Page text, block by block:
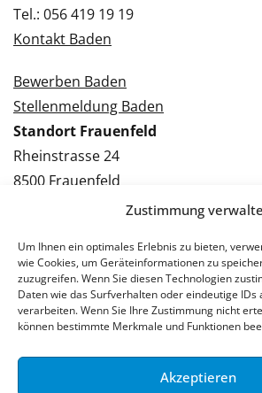
Zustimmung
Um Ihnen ein optimales Erlebnis zu bieten,
wie Cookies, um Geräteinformationen zu
zuzugreifen. Wenn Sie diesen Technologien
Daten wie das Surfverhalten oder eindeutige IDs
verarbeiten. Wenn Sie Ihre Zustimmung nicht
können bestimmte Merkmale und Funktionen
Akzeptieren
Tel.: 056 419 19 19
Kontakt Baden
Bewerben Baden
Stellenmeldung Baden
Standort Frauenfeld
Rheinstrasse 24
8500 Frauenfeld
Tel.: 052 224 09 09
Bewerben Frauenfeld
Stellenmeldung Frauenfeld
© 2026 Stellenpartner AG